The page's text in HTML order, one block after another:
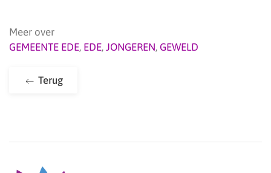
Meer over
GEMEENTE EDE, EDE, JONGEREN, GEWELD
Terug